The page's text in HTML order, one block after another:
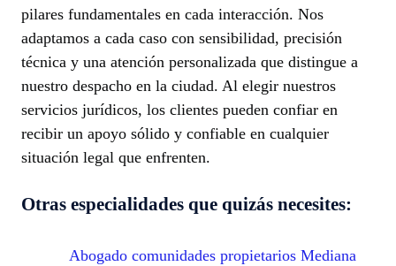
pilares fundamentales en cada interacción. Nos
adaptamos a cada caso con sensibilidad, precisión
técnica y una atención personalizada que distingue a
nuestro despacho en la ciudad. Al elegir nuestros
servicios jurídicos, los clientes pueden confiar en
recibir un apoyo sólido y confiable en cualquier
situación legal que enfrenten.
Otras especialidades que quizás necesites:
Abogado comunidades propietarios Mediana